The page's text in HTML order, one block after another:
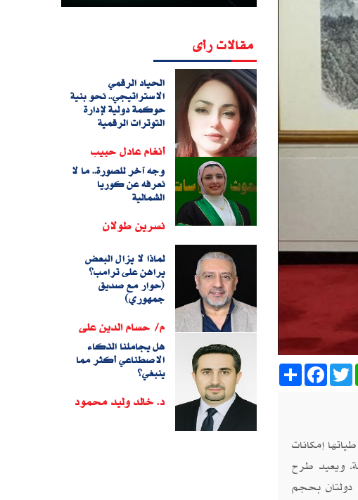
Share
إمكانات
ويعيد طرح
دولتان بحجم
مقالات رأى
الحياد الرقمي
الاستراتيجي.. نحو بنية
حوكمة دولية لإدارة
التوترات الرقمية
أنغام عادل حبيب
وجه آخر للصورة.. ما لا
نعرفه عن كوريا
الشمالية
نسرين طولان
لماذا لا يزال البعض
يراهن على ترامب؟
(حوار مع صديق
جمهوري)
م/ حسام الدين على
هل يجاملنا الذكاء
الاصطناعي أكثر مما
ينبغي؟
د. خالد وليد محمود